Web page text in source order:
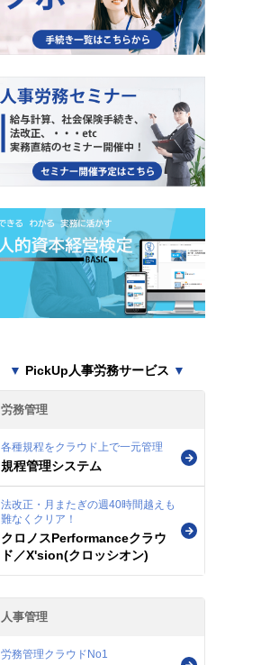
▼ PickUp人事労務サービス ▼
労務管理
各種規程をクラウド上で一元管理
規程管理システム
法改正・月またぎの週40時間越えも
難なくクリア！
クロノスPerformanceクラウ
ド／X'sion(クロッシオン)
人事管理
労務管理クラウドNo1